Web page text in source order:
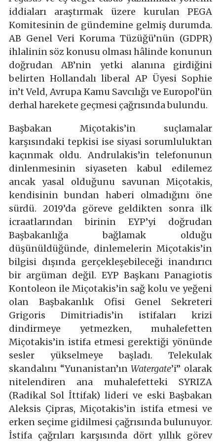
iddiaları araştırmak üzere kurulan PEGA
Komitesinin de gündemine gelmiş durumda.
AB Genel Veri Koruma Tüzüğü’nün (GDPR)
ihlalinin söz konusu olması hâlinde konunun
doğrudan AB’nin yetki alanına girdiğini
belirten Hollandalı liberal AP Üyesi Sophie
in’t Veld, Avrupa Kamu Savcılığı ve Europol’ün
derhal harekete geçmesi çağrısında bulundu.
Başbakan Miçotakis’in suçlamalar
karşısındaki tepkisi ise siyasi sorumluluktan
kaçınmak oldu. Andrulakis’in telefonunun
dinlenmesinin siyaseten kabul edilemez
ancak yasal olduğunu savunan Miçotakis,
kendisinin bundan haberi olmadığını öne
sürdü. 2019’da göreve geldikten sonra ilk
icraatlarından birinin EYP’yi doğrudan
Başbakanlığa bağlamak olduğu
düşünüldüğünde, dinlemelerin Miçotakis’in
bilgisi dışında gerçekleşebileceği inandırıcı
bir argüman değil. EYP Başkanı Panagiotis
Kontoleon ile Miçotakis’in sağ kolu ve yeğeni
olan Başbakanlık Ofisi Genel Sekreteri
Grigoris Dimitriadis’in istifaları krizi
dindirmeye yetmezken, muhalefetten
Miçotakis’in istifa etmesi gerektiği yönünde
sesler yükselmeye başladı. Telekulak
skandalını “Yunanistan’ınWatergate’i” olarak
nitelendiren ana muhalefetteki SYRIZA
(Radikal Sol İttifak) lideri ve eski Başbakan
Aleksis Çipras, Miçotakis’in istifa etmesi ve
erken seçime gidilmesi çağrısında bulunuyor.
İstifa çağrıları karşısında dört yıllık görev